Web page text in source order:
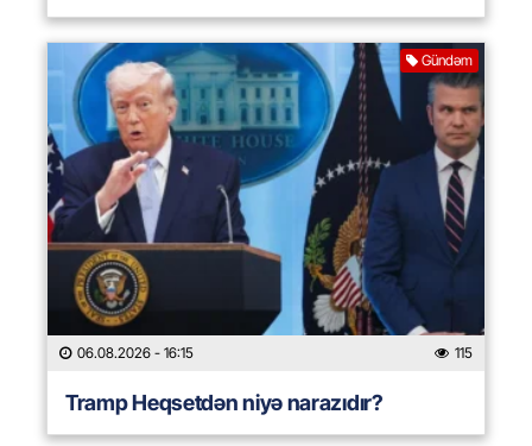
Gündəm
06.08.2026 - 16:15 115
Tramp Heqsetdən niyə narazıdır?